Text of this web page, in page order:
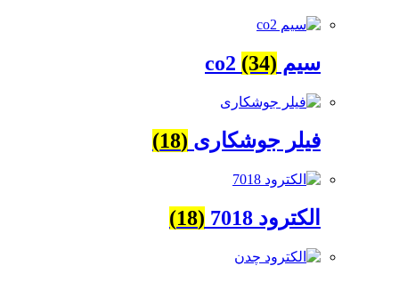
سیم co2 (34)
فیلر جوشکاری (18)
الکترود 7018 (18)